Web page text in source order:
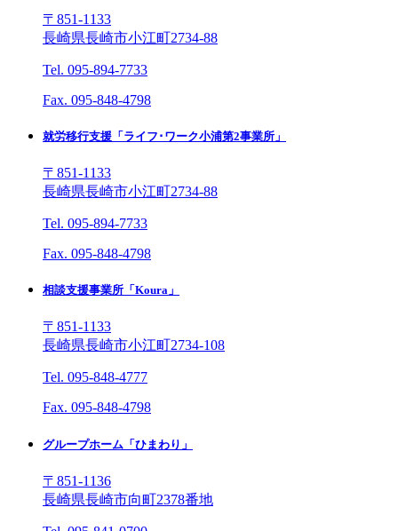
〒851-1133
長崎県長崎市小江町2734-88
Tel. 095-894-7733
Fax. 095-848-4798
就労移行支援「ライフ･ワーク小浦第2事業所」
〒851-1133
長崎県長崎市小江町2734-88
Tel. 095-894-7733
Fax. 095-848-4798
相談支援事業所「Koura」
〒851-1133
長崎県長崎市小江町2734-108
Tel. 095-848-4777
Fax. 095-848-4798
グループホーム「ひまわり」
〒851-1136
長崎県長崎市向町2378番地